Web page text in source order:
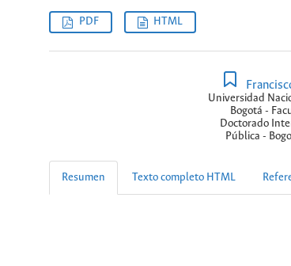
PDF HTML
Universidad
Bogotá -
Doctorado
Pública -
Resumen Texto completo HTML